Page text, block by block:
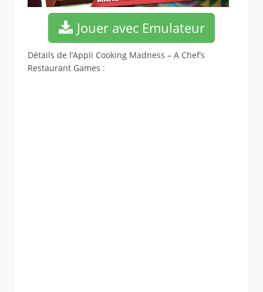
Jouer avec Emulateur
Détails de l’Appli Cooking Madness – A Chef’s
Restaurant Games :